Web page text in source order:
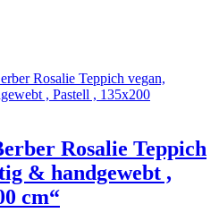
Rosalie Teppich
& handgewebt ,
cm“